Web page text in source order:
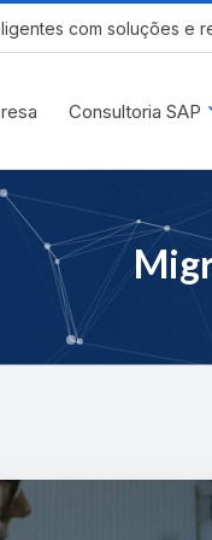
com soluções e
Consultoria SAP